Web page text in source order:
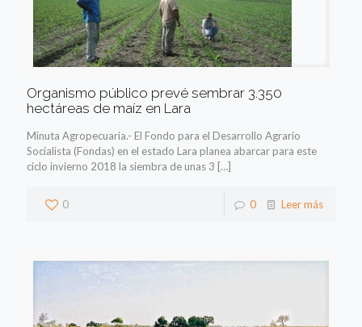
Organismo público prevé sembrar 3.350
hectáreas de maíz en Lara
Minuta Agropecuaria.- El Fondo para el Desarrollo Agrario
Socialista (Fondas) en el estado Lara planea abarcar para este
ciclo invierno 2018 la siembra de unas 3 […]
0 0 Leer más